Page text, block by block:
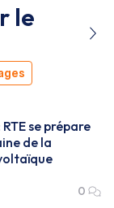
le
se prépare
de la
0